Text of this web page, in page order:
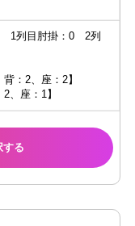
1列目肘掛：0 2列
：2、座：2】
、座：1】
する